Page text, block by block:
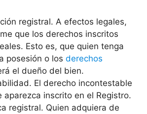
registral. A efectos legales,
que los derechos inscritos
Esto es, que quien tenga
posesión o los derechos
el dueño del bien.
El derecho incontestable
aparezca inscrito en el Registro.
registral. Quien adquiera de